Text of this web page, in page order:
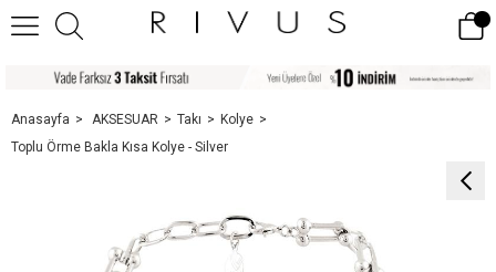
Anasayfa AKSESUAR Takı
Kolye
Toplu Örme Bakla Kısa Kolye - Silver